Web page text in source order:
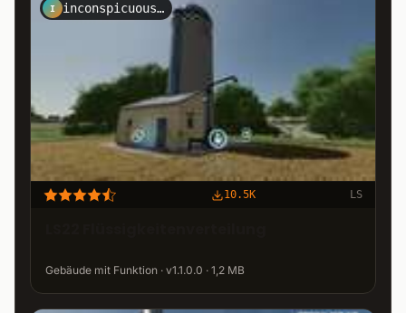
I inconspicuously
10.5K LS
Gebäude mit Funktion · v1.1.0.0 · 1,2 MB